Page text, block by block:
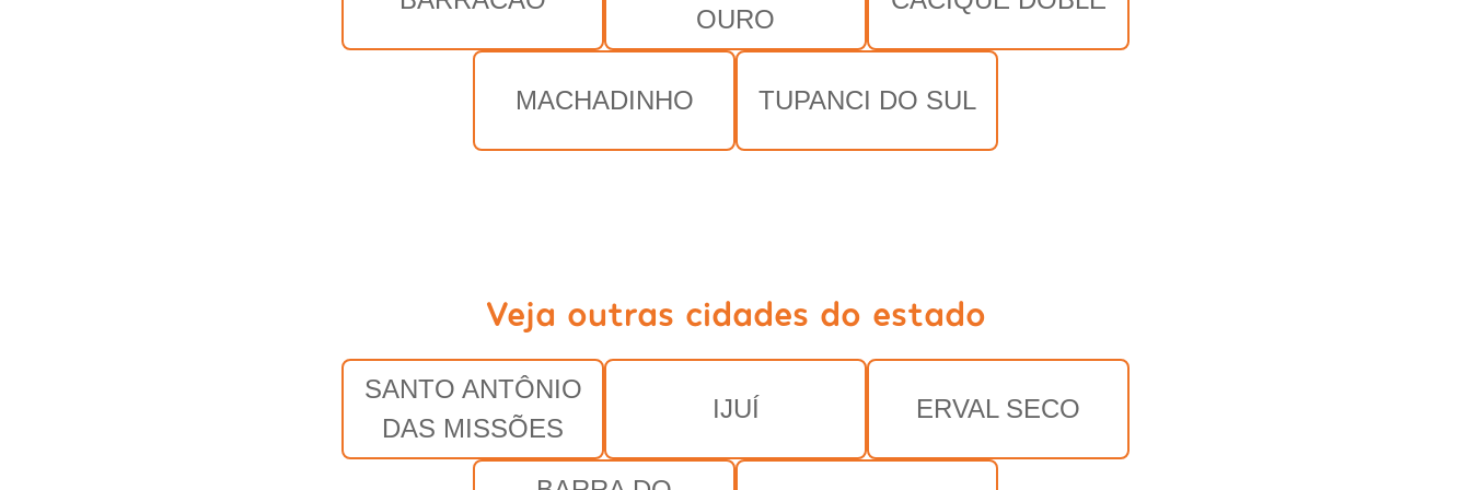
OURO
MACHADINHO TUPANCI DO SUL
Veja outras cidades do estado
SANTO ANTÔNIO
DAS MISSÕES
IJUÍ ERVAL SECO